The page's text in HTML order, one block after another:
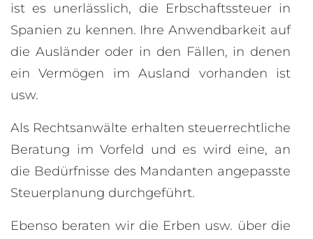
ist es unerlässlich, die Erbschaftssteuer in
Spanien zu kennen. Ihre Anwendbarkeit auf
die Ausländer oder in den Fällen, in denen
ein Vermögen im Ausland vorhanden ist
usw.
Als Rechtsanwälte erhalten steuerrechtliche
Beratung im Vorfeld und es wird eine, an
die Bedürfnisse des Mandanten angepasste
Steuerplanung durchgeführt.
Ebenso beraten wir die Erben usw. über die